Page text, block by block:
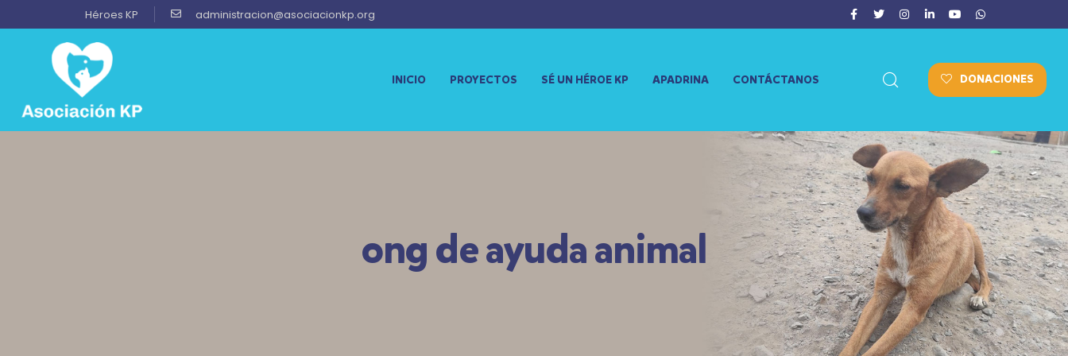
Héroes KP administracion@asociacionkp.org
INICIO PROYECTOS SÉ UN HÉROE KP APADRINA CONTÁCTANOS DONACIONES
ong de ayuda animal